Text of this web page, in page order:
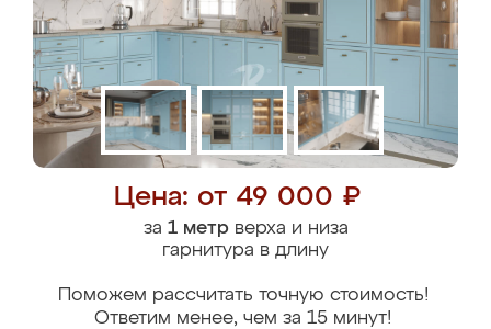
Цена: от 49 000 ₽
за 1 метрверха и низа
гарнитура в длину
Поможем рассчитать точную стоимость!
Ответим менее, чем за 15 минут!